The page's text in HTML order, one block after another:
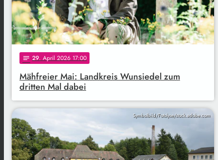
notes 29. April 2026 17:00
Mähfreier Mai: Landkreis Wunsiedel zum
dritten Mal dabei
Symbolbild/Fotolyse/stock.adobe.com